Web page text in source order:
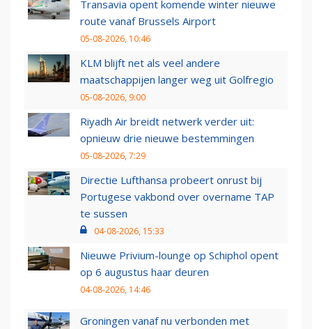
Transavia opent komende winter nieuwe
route vanaf Brussels Airport
05-08-2026, 10:46
KLM blijft net als veel andere
maatschappijen langer weg uit Golfregio
05-08-2026, 9:00
Riyadh Air breidt netwerk verder uit:
opnieuw drie nieuwe bestemmingen
05-08-2026, 7:29
Directie Lufthansa probeert onrust bij
Portugese vakbond over overname TAP
te sussen
04-08-2026, 15:33
Nieuwe Privium-lounge op Schiphol opent
op 6 augustus haar deuren
04-08-2026, 14:46
Groningen vanaf nu verbonden met